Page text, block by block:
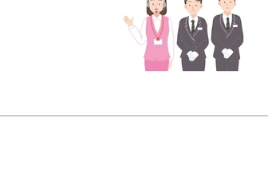
、経験のある方でもわからないことが
、些細と思われることでも遠慮なくご